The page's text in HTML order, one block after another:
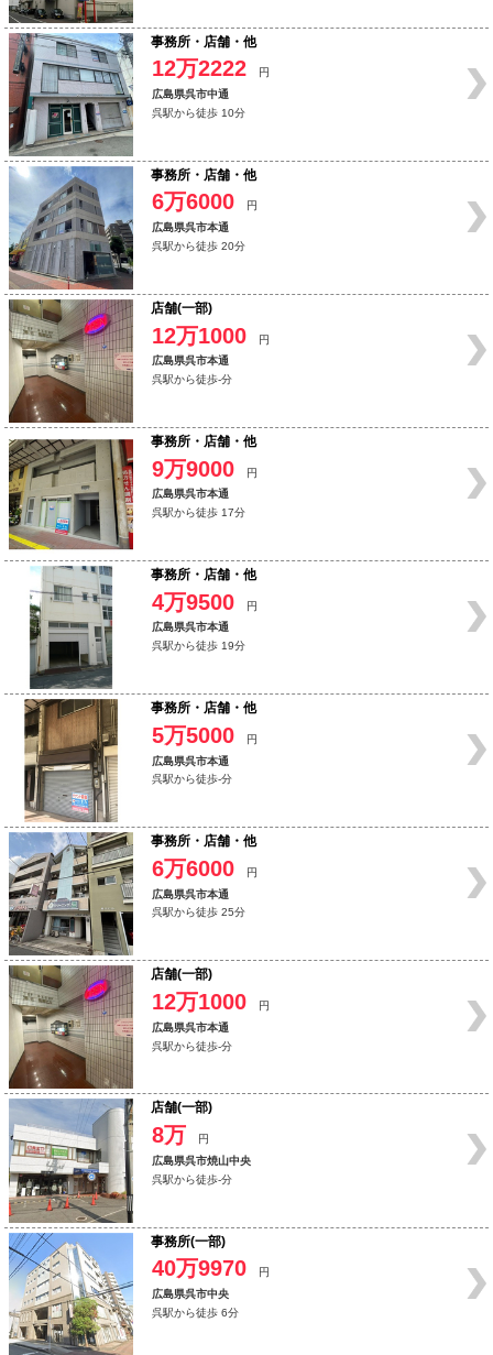
事務所・店舗・他
12万2222
円
広島県呉市中通
呉駅から徒歩 10分
事務所・店舗・他
6万6000
円
広島県呉市本通
呉駅から徒歩 20分
店舗(一部)
12万1000
円
広島県呉市本通
呉駅から徒歩-分
事務所・店舗・他
9万9000
円
広島県呉市本通
呉駅から徒歩 17分
事務所・店舗・他
4万9500
円
広島県呉市本通
呉駅から徒歩 19分
事務所・店舗・他
5万5000
円
広島県呉市本通
呉駅から徒歩-分
事務所・店舗・他
6万6000
円
広島県呉市本通
呉駅から徒歩 25分
店舗(一部)
12万1000
円
広島県呉市本通
呉駅から徒歩-分
店舗(一部)
8万
円
広島県呉市焼山中央
呉駅から徒歩-分
事務所(一部)
40万9970
円
広島県呉市中央
呉駅から徒歩 6分